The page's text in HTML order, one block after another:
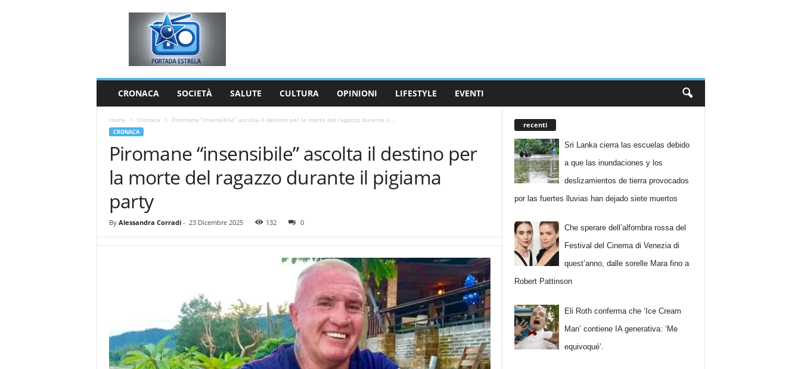
CRONACA SOCIETÀ SALUTE CULTURA OPINIONI LIFESTYLE EVENTI
Home Cronaca Piromane “insensibile” ascolta il destino per la morte del ragazzo durante il...
CRONACA
Piromane “insensibile” ascolta il destino per
la morte del ragazzo durante il pigiama
party
By Alessandra Corradi- 23 Dicembre 2025 132 0
recenti
Sri Lanka cierra las escuelas debido
a que las inundaciones y los
deslizamientos de tierra provocados
por las fuertes lluvias han dejado siete muertos
Che sperare dell’alfombra rossa del
Festival del Cinema di Venezia di
quest’anno, dalle sorelle Mara fino a
Robert Pattinson
Eli Roth conferma che ‘Ice Cream
Man’ contiene IA generativa: ‘Me
equivoqué’.